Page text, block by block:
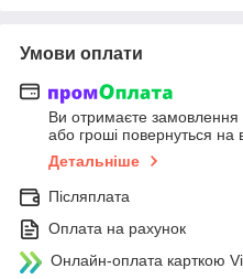
Умови оплати
Ви отримаєте замовлення
або гроші повернуться на
Детальніше
Післяплата
Оплата на рахунок
Онлайн-оплата карткою